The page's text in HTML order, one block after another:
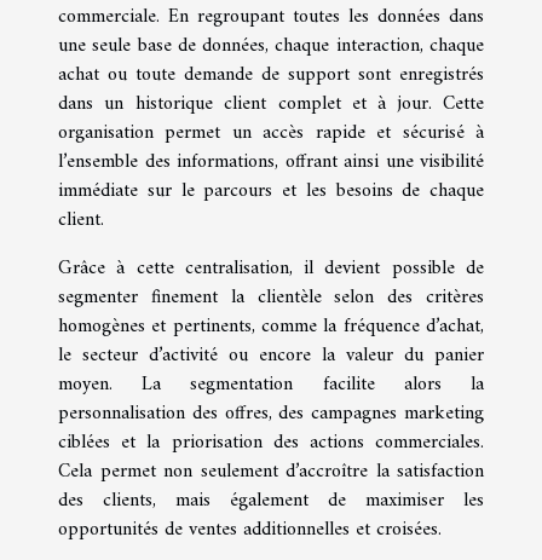
commerciale. En regroupant toutes les données dans
une seule base de données, chaque interaction, chaque
achat ou toute demande de support sont enregistrés
dans un historique client complet et à jour. Cette
organisation permet un accès rapide et sécurisé à
l’ensemble des informations, offrant ainsi une visibilité
immédiate sur le parcours et les besoins de chaque
client.
Grâce à cette centralisation, il devient possible de
segmenter finement la clientèle selon des critères
homogènes et pertinents, comme la fréquence d’achat,
le secteur d’activité ou encore la valeur du panier
moyen. La segmentation facilite alors la
personnalisation des offres, des campagnes marketing
ciblées et la priorisation des actions commerciales.
Cela permet non seulement d’accroître la satisfaction
des clients, mais également de maximiser les
opportunités de ventes additionnelles et croisées.